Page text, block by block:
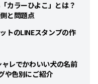
カラーひよこ」とは？
と問題点
トのLINEスタンプの作
ャレでかわいい犬の名前
や色別にご紹介